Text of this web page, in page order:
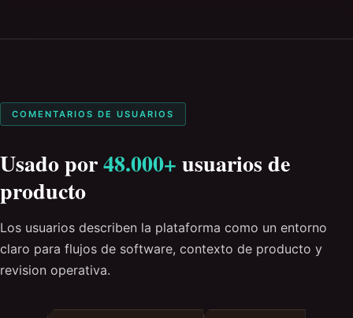
COMENTARIOS DE USUARIOS
Usado por48.000+usuarios de
producto
Los usuarios describen la plataforma como un entorno
claro para flujos de software, contexto de producto y
revision operativa.